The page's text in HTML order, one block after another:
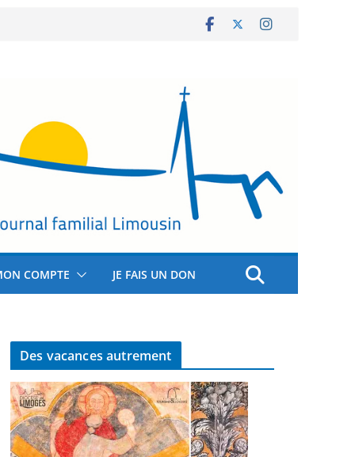
COMPTE JE FAIS UN DON
Des vacances autrement